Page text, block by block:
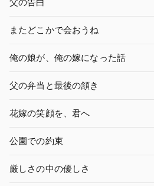
父の告白
またどこかで会おうね
俺の娘が、俺の嫁になった話
父の弁当と最後の頷き
花嫁の笑顔を、君へ
公園での約束
厳しさの中の優しさ